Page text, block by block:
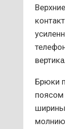
Брюки
поясом